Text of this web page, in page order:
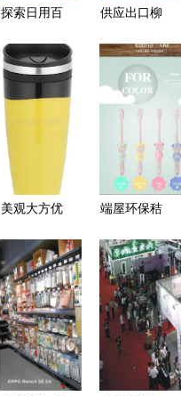
探索日用百
聚焦纸尿裤
市场的供应
商平台
供应出口柳
质竹木蒸笼
的价格、厂
家与图片详
解
美观大方优
车杯精选推
荐
端屋环保秸
软毛牙刷
呵护儿童口
腔健康的贴
心选择